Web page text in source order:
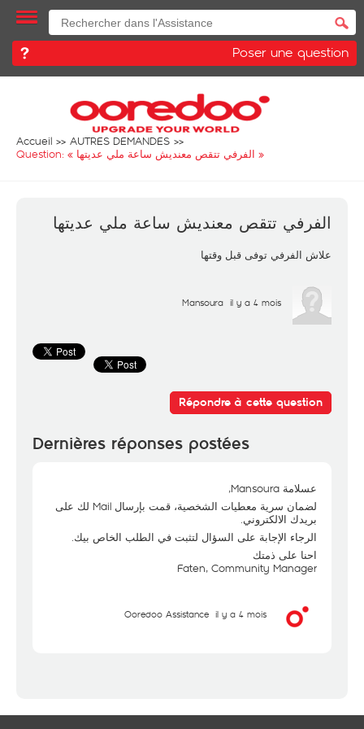
Poser une question
Accueil
AUTRES DEMANDES
Question: « الفرفي تتقص معنديش ساعة ملي عديتها »
الفرفي تتقص معنديش ساعة ملي عديتها
علاش الفرفي توفى قبل وقتها
Mansoura il y a 4 mois
Répondre à cette question
Dernières réponses postées
عسلامة Mansoura,
لضمان سرية معطيات الشخصية، قمت بإرسال Mail لك على
بريدك الالكتروني.
الرجاء الإجابة على السؤال لتثبت في الطلب الخاص بيك.
احنا على ذمتك
Faten, Community Manager
Ooredoo Assistance il y a 4 mois